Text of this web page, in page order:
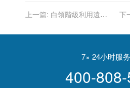
上一篇: 白領階級利用遠距
萬起跳
下
7× 24小时服
400-